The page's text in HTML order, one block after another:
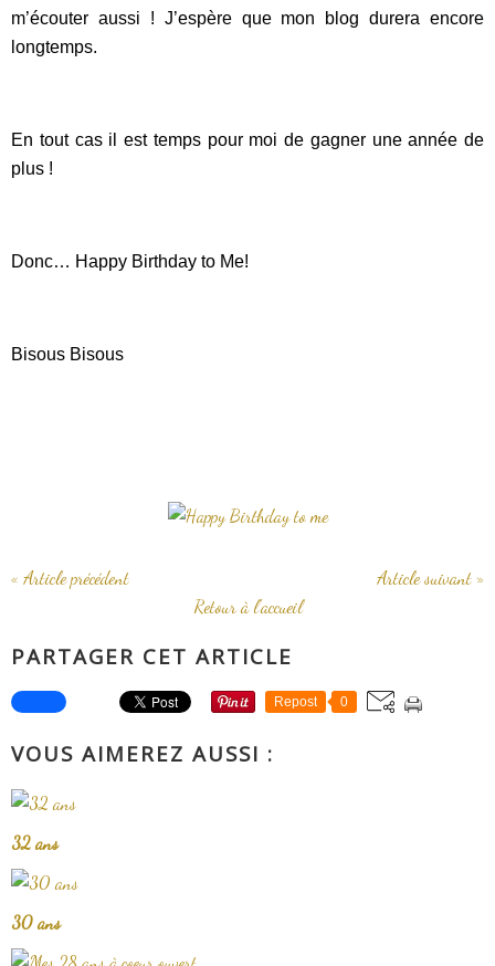
m’écouter aussi ! J’espère que mon blog durera encore
longtemps.
En tout cas il est temps pour moi de gagner une année de
plus !
Donc… Happy Birthday to Me!
Bisous Bisous
« Article précédent
Article suivant »
Retour à l'accueil
PARTAGER CET ARTICLE
Repost 0
VOUS AIMEREZ AUSSI :
32 ans
30 ans